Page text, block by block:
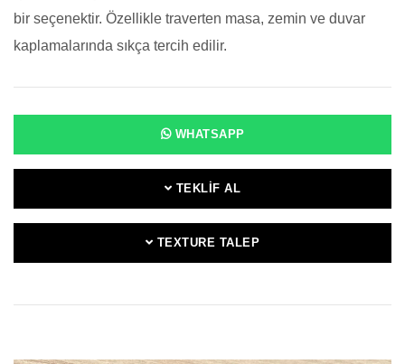
bir seçenektir. Özellikle traverten masa, zemin ve duvar
kaplamalarında sıkça tercih edilir.
WHATSAPP
TEKLIF AL
TEXTURE TALEP